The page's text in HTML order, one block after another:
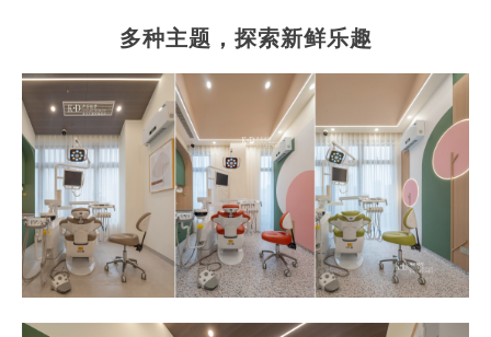
多种主题，探索新鲜乐趣